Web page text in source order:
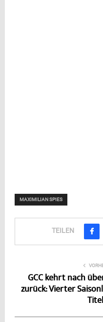
MAXIMILIAN SPIES
TEILEN
GCC kehrt nach
zurück: Vierter